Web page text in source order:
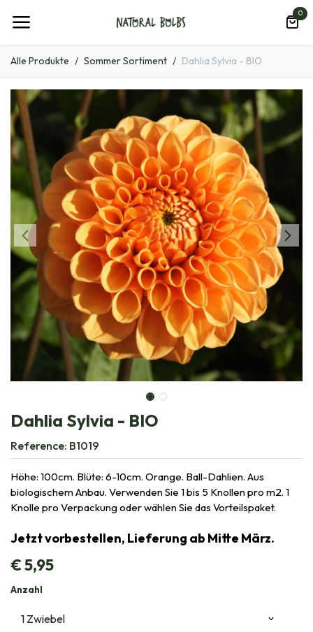
0
Alle Produkte Sommer Sortiment Dahlia Sylvia - BIO
Dahlia Sylvia - BIO
Reference: B1019
Höhe: 100cm. Blüte: 6-10cm. Orange. Ball-Dahlien. Aus
biologischem Anbau. Verwenden Sie 1 bis 5 Knollen pro m2. 1
Knolle pro Verpackung oder wählen Sie das Vorteilspaket.
Jetzt vorbestellen, Lieferung ab Mitte März.
€5,95
Anzahl